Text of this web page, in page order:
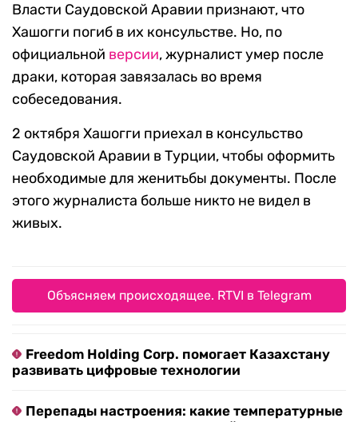
Власти Саудовской Аравии признают, что
Хашогги погиб в их консульстве. Но, по
официальной версии, журналист умер после
драки, которая завязалась во время
собеседования.
2 октября Хашогги приехал в консульство
Саудовской Аравии в Турции, чтобы оформить
необходимые для женитьбы документы. После
этого журналиста больше никто не видел в
живых.
Объясняем происходящее. RTVI в Telegram
Freedom Holding Corp. помогает Казахстану
развивать цифровые технологии
Перепады настроения: какие температурные